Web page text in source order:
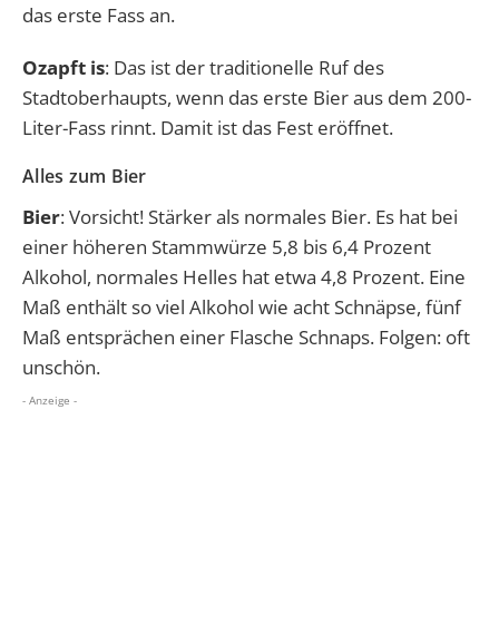
das erste Fass an.
Ozapft is: Das ist der traditionelle Ruf des
Stadtoberhaupts, wenn das erste Bier aus dem 200-
Liter-Fass rinnt. Damit ist das Fest eröffnet.
Alles zum Bier
Bier: Vorsicht! Stärker als normales Bier. Es hat bei
einer höheren Stammwürze 5,8 bis 6,4 Prozent
Alkohol, normales Helles hat etwa 4,8 Prozent. Eine
Maß enthält so viel Alkohol wie acht Schnäpse, fünf
Maß entsprächen einer Flasche Schnaps. Folgen: oft
unschön.
- Anzeige -